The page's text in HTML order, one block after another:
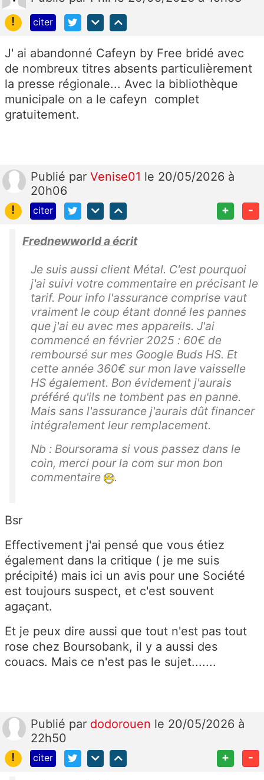
!
citer
J' ai abandonné Cafeyn by Free bridé avec
de nombreux titres absents particulièrement
la presse régionale... Avec la bibliothèque
municipale on a le cafeyn complet
gratuitement.
Publié par Venise01 le 20/05/2026 à
20h06
!
citer + -
Frednewworld a écrit
Je suis aussi client Métal. C'est pourquoi
j'ai suivi votre commentaire en précisant le
tarif. Pour info l'assurance comprise vaut
vraiment le coup étant donné les pannes
que j'ai eu avec mes appareils. J'ai
commencé en février 2025 : 60€ de
remboursé sur mes Google Buds HS. Et
cette année 360€ sur mon lave vaisselle
HS également. Bon évidement j'aurais
préféré qu'ils ne tombent pas en panne.
Mais sans l'assurance j'aurais dût financer
intégralement leur remplacement.
Nb : Boursorama si vous passez dans le
coin, merci pour la com sur mon bon
commentaire
.
Bsr
Effectivement j'ai pensé que vous étiez
également dans la critique ( je me suis
précipité) mais ici un avis pour une Société
est toujours suspect, et c'est souvent
agaçant.
Et je peux dire aussi que tout n'est pas tout
rose chez Boursobank, il y a aussi des
couacs. Mais ce n'est pas le sujet.......
Publié par dodorouen le 20/05/2026 à
22h50
!
citer + -